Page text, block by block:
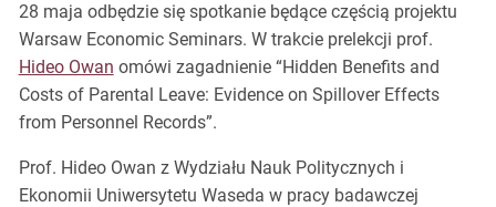
28 maja odbędzie się spotkanie będące częścią projektu
Warsaw Economic Seminars. W trakcie prelekcji prof.
Hideo Owan omówi zagadnienie “Hidden Benefits and
Costs of Parental Leave: Evidence on Spillover Effects
from Personnel Records”.
Prof. Hideo Owan z Wydziału Nauk Politycznych i
Ekonomii Uniwersytetu Waseda w pracy badawczej